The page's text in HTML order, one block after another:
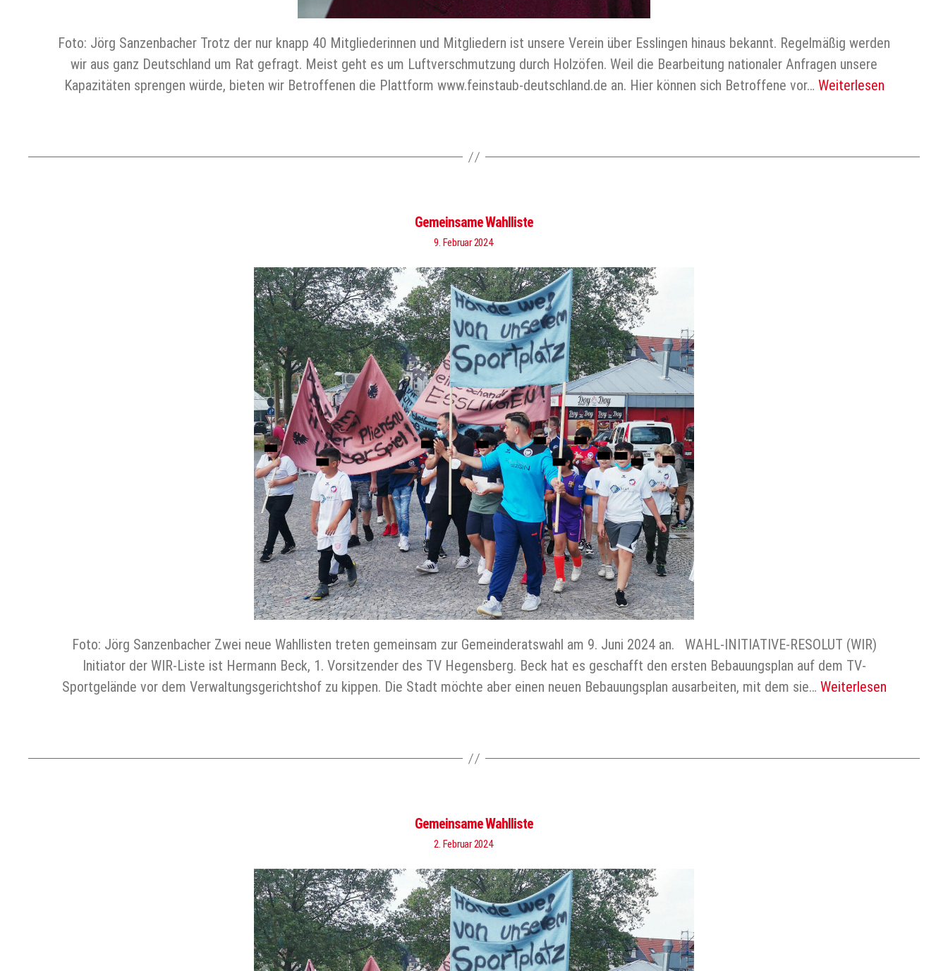
Foto: Jörg Sanzenbacher Trotz der nur knapp 40 Mitgliederinnen und Mitgliedern ist unsere Verein über Esslingen hinaus bekannt. Regelmäßig werden
wir aus ganz Deutschland um Rat gefragt. Meist geht es um Luftverschmutzung durch Holzöfen. Weil die Bearbeitung nationaler Anfragen unsere
Kapazitäten sprengen würde, bieten wir Betroffenen die Plattform www.feinstaub-deutschland.de an. Hier können sich Betroffene vor… Weiterlesen
Gemeinsame Wahlliste
9. Februar 2024
Foto: Jörg Sanzenbacher Zwei neue Wahllisten treten gemeinsam zur Gemeinderatswahl am 9. Juni 2024 an. WAHL-INITIATIVE-RESOLUT (WIR)
Initiator der WIR-Liste ist Hermann Beck, 1. Vorsitzender des TV Hegensberg. Beck hat es geschafft den ersten Bebauungsplan auf dem TV-
Sportgelände vor dem Verwaltungsgerichtshof zu kippen. Die Stadt möchte aber einen neuen Bebauungsplan ausarbeiten, mit dem sie… Weiterlesen
Gemeinsame Wahlliste
2. Februar 2024